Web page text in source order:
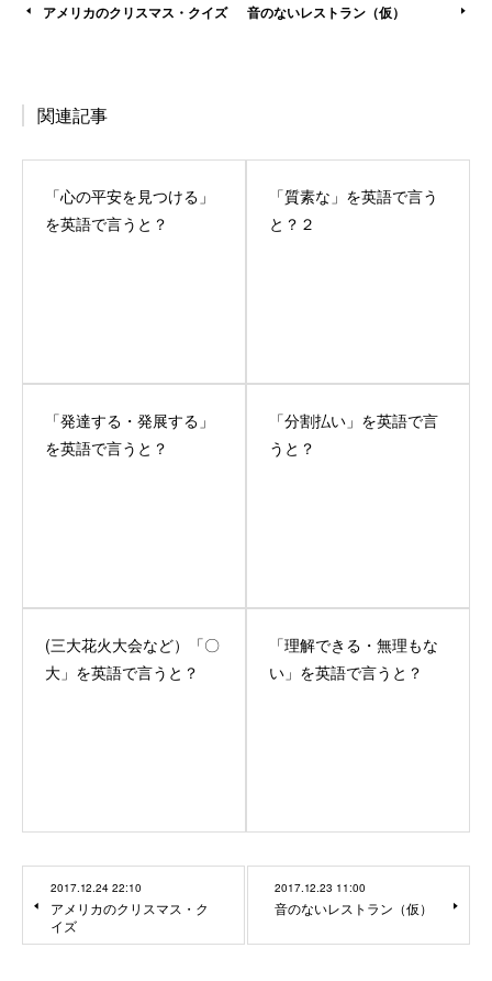
アメリカのクリスマス・クイズ 音のないレストラン（仮）
関連記事
「心の平安を見つける」
を英語で言うと？
「質素な」を英語で言う
と？２
「発達する・発展する」
を英語で言うと？
「分割払い」を英語で言
うと？
(三大花火大会など）「〇
大」を英語で言うと？
「理解できる・無理もな
い」を英語で言うと？
2017.12.24 22:10
アメリカのクリスマス・ク
イズ
2017.12.23 11:00
音のないレストラン（仮）